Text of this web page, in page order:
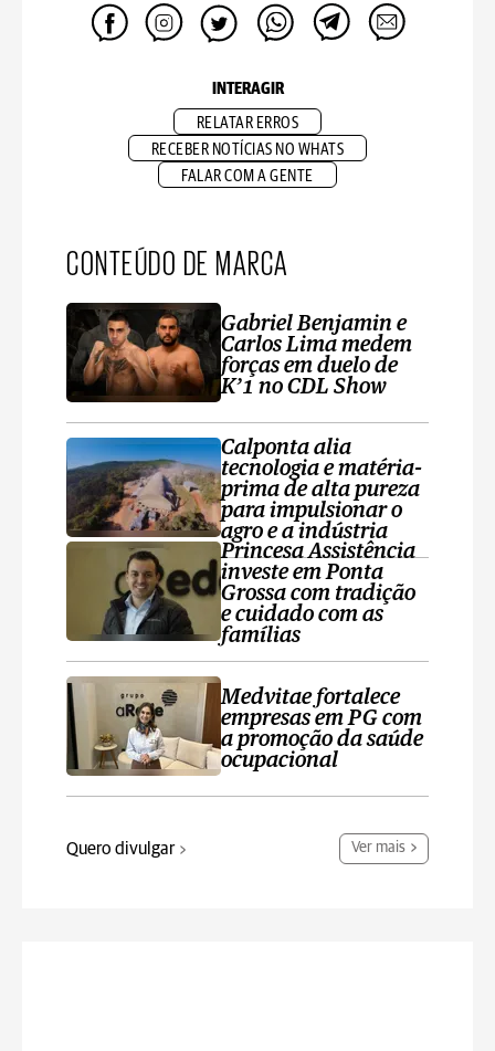
INTERAGIR
RELATAR ERROS
RECEBER NOTÍCIAS NO WHATS
FALAR COM A GENTE
CONTEÚDO DE MARCA
Gabriel Benjamin e
Carlos Lima medem
forças em duelo de
K’1 no CDL Show
Calponta alia
tecnologia e matéria-
prima de alta pureza
para impulsionar o
agro e a indústria
Princesa Assistência
investe em Ponta
Grossa com tradição
e cuidado com as
famílias
Medvitae fortalece
empresas em PG com
a promoção da saúde
ocupacional
Quero divulgar Ver mais